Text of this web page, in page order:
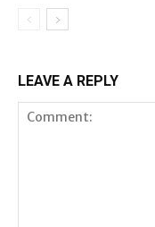
LEAVE A REPLY